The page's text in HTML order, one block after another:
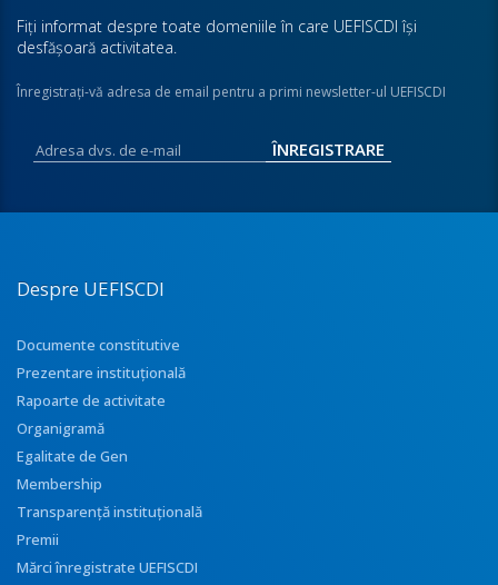
Fiţi informat despre toate domeniile în care UEFISCDI îşi
desfăşoară activitatea.
Înregistraţi-vă adresa de email pentru a primi newsletter-ul UEFISCDI
Despre UEFISCDI
Documente constitutive
Prezentare instituţională
Rapoarte de activitate
Organigramă
Egalitate de Gen
Membership
Transparenţă instituţională
Premii
Mărci înregistrate UEFISCDI